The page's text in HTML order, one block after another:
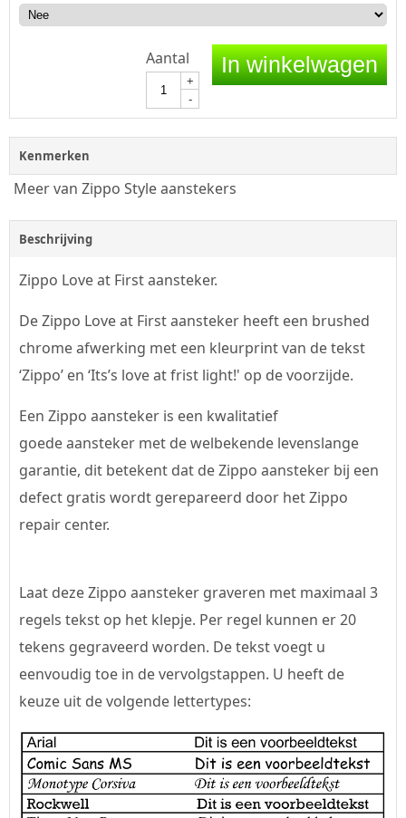
Aantal
+
-
In winkelwagen
Kenmerken
Meer van Zippo Style aanstekers
Beschrijving
Zippo Love at First aansteker.
De Zippo Love at First aansteker heeft een brushed
chrome afwerking met een kleurprint van de tekst
‘Zippo’ en ‘Its’s love at frist light!' op de voorzijde.
Een Zippo aansteker is een kwalitatief
goede aansteker met de welbekende levenslange
garantie, dit betekent dat de Zippo aansteker bij een
defect gratis wordt gerepareerd door het Zippo
repair center.
Laat deze Zippo aansteker graveren met maximaal 3
regels tekst op het klepje. Per regel kunnen er 20
tekens gegraveerd worden. De tekst voegt u
eenvoudig toe in de vervolgstappen. U heeft de
keuze uit de volgende lettertypes: